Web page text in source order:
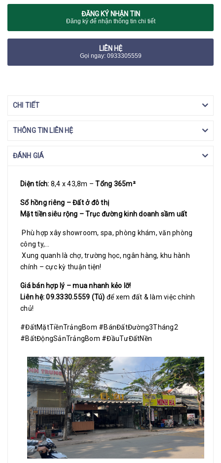
ĐĂNG KÝ NHẬN TIN
Đăng ký để nhận thông tin chi tiết
LIÊN HỆ
Gọi ngay: 0933305559
CHI TIẾT
THÔNG TIN LIÊN HỆ
ĐÁNH GIÁ
Diện tích: 8,4 x 43,8m –Tổng 365m²
Sổ hồng riêng – Đất ở đô thị
Mặt tiền siêu rộng – Trục đường kinh doanh sầm uất
Phù hợp xây showroom, spa, phòng khám, văn phòng
công ty,…
Xung quanh là chợ, trường học, ngân hàng, khu hành
chính – cực kỳ thuận tiện!
Giá bán hợp lý – mua nhanh kẻo lỡ!
Liên hệ: 09.3330.5559 (Tú) để xem đất & làm việc chính
chủ!
#ĐấtMặtTiềnTrảngBom #BánĐấtĐường3Tháng2
#BấtĐộngSảnTrảngBom #ĐầuTưĐấtNền